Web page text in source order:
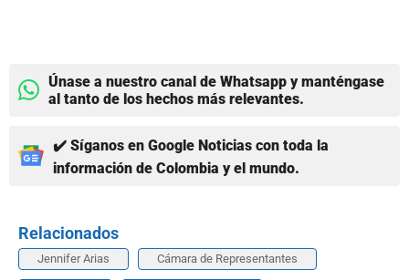
Únase a nuestro canal de Whatsapp y manténgase
al tanto de los hechos más relevantes.
✔️ Síganos en Google Noticias con toda la
información de Colombia y el mundo.
Relacionados
Jennifer Arias Cámara de Representantes